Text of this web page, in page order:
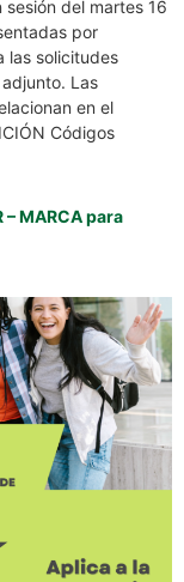
sesión del martes 16
por
las solicitudes
Las
en el
Códigos
MARCA para